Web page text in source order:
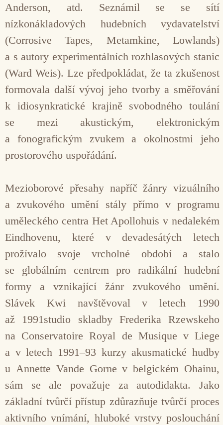
Anderson, atd. Seznámil se se sítí
nízkonákladových hudebních vydava­telství
(Corrosive Tapes, Metamkine, Lowlands)
a s autory experimentálních rozhlasových stanic
(Ward Weis). Lze předpokládat, že ta zkušenost
formovala další vývoj jeho tvorby a směřování
k idiosynkratické krajině svobodného tou­lání
se mezi akustickým, elektronickým
a fonografickým zvukem a okolnostmi jeho
prostorového uspořádání.
Mezioborové přesahy napříč žánry vizuálního
a zvukového umění stály přímo v programu
uměleckého centra Het Apollohuis v nedalekém
Eindhovenu, které v devadesátých letech
prožívalo svoje vrcholné období a stalo
se globálním centrem pro radikální hudební
formy a vznikající žánr zvukového umění.
Slávek Kwi navštěvoval v letech 1990
až 1991studio skladby Frederika Rzewskeho
na Conservatoire Royal de Musique v Liege
a v letech 1991–93 kurzy akusma­tické hudby
u Annette Vande Gorne v belgickém Ohainu,
sám se ale považuje za autodidakta. Jako
základní tvůrčí přístup zdůrazňuje tvůrčí proces
aktivního vnímání, hluboké vrstvy poslouchání